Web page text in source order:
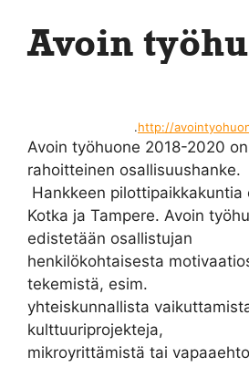
Avoin
.http://
Avoin työhuone 2018-2020 on
rahoitteinen osallisuushanke.
Hankkeen pilottipaikkakuntia
Kotka ja Tampere. Avoin
edistetään osallistujan
henkilökohtaisesta
tekemistä, esim.
yhteiskunnallista
kulttuuriprojekteja,
mikroyrittämistä tai